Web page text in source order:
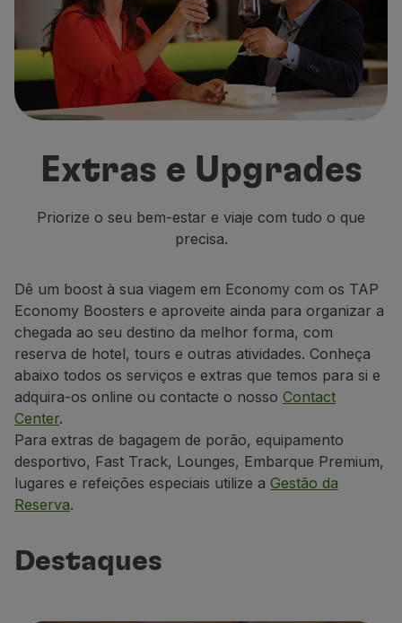
Voar em Economy
Refeições a bordo
Entretenimento
Wi-Fi
Gerir reserva
Gestão da Reserva
Fatura online
TAP Vouchers
Alugar carro
Informações de Check-in
TAP Miles&Go
Programa TAP Miles&Go
Conhecer o Programa
Acumular milhas
Utilizar milhas
Parceiros
Club TAP Miles&Go
Promoções e Ofertas
Central de ajuda
Perguntas frequentes
Contactos
Informações úteis
Extras e Upgrades
Priorize o seu bem-estar e viaje com tudo o que
precisa.
Dê um boost à sua viagem em Economy com os TAP
Economy Boosters e aproveite ainda para organizar a
chegada ao seu destino da melhor forma, com
reserva de hotel, tours e outras atividades. Conheça
abaixo todos os serviços e extras que temos para si e
adquira-os online ou contacte o nosso Contact
Center.
Para extras de bagagem de porão, equipamento
desportivo, Fast Track, Lounges, Embarque Premium,
lugares e refeições especiais utilize a Gestão da
Reserva.
Destaques